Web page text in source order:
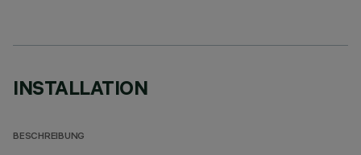
INSTALLATION
BESCHREIBUNG